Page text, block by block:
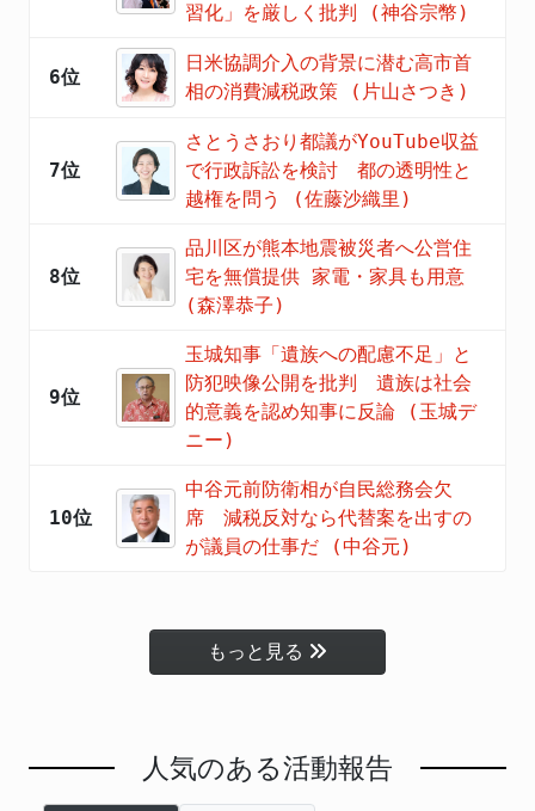
習化」を厳しく批判 (神谷宗幣)
6位
日米協調介入の背景に潜む高市首
相の消費減税政策 (片山さつき)
7位
さとうさおり都議がYouTube収益
で行政訴訟を検討 都の透明性と
越権を問う (佐藤沙織里)
8位
品川区が熊本地震被災者へ公営住
宅を無償提供 家電・家具も用意
(森澤恭子)
9位
玉城知事「遺族への配慮不足」と
防犯映像公開を批判 遺族は社会
的意義を認め知事に反論 (玉城デ
ニー)
10位
中谷元前防衛相が自民総務会欠
席 減税反対なら代替案を出すの
が議員の仕事だ (中谷元)
もっと見る
人気のある活動報告